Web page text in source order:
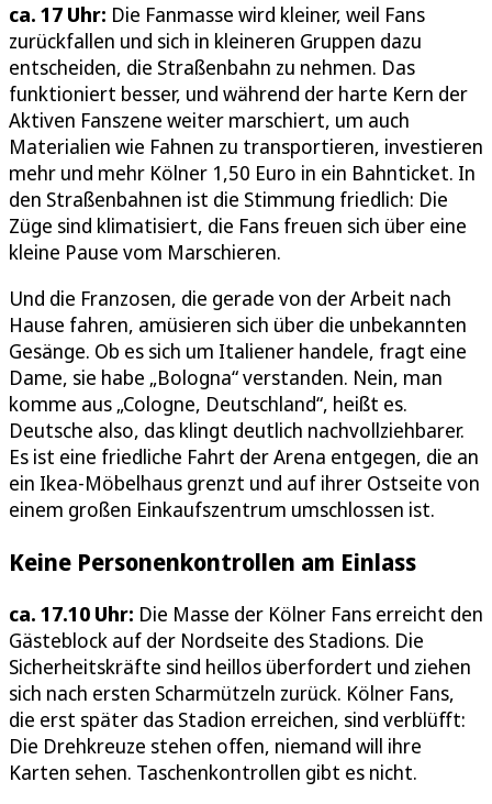
ca. 17 Uhr: Die Fanmasse wird kleiner, weil Fans
zurückfallen und sich in kleineren Gruppen dazu
entscheiden, die Straßenbahn zu nehmen. Das
funktioniert besser, und während der harte Kern der
Aktiven Fanszene weiter marschiert, um auch
Materialien wie Fahnen zu transportieren, investieren
mehr und mehr Kölner 1,50 Euro in ein Bahnticket. In
den Straßenbahnen ist die Stimmung friedlich: Die
Züge sind klimatisiert, die Fans freuen sich über eine
kleine Pause vom Marschieren.
Und die Franzosen, die gerade von der Arbeit nach
Hause fahren, amüsieren sich über die unbekannten
Gesänge. Ob es sich um Italiener handele, fragt eine
Dame, sie habe „Bologna“ verstanden. Nein, man
komme aus „Cologne, Deutschland“, heißt es.
Deutsche also, das klingt deutlich nachvollziehbarer.
Es ist eine friedliche Fahrt der Arena entgegen, die an
ein Ikea-Möbelhaus grenzt und auf ihrer Ostseite von
einem großen Einkaufszentrum umschlossen ist.
Keine Personenkontrollen am Einlass
ca. 17.10 Uhr: Die Masse der Kölner Fans erreicht den
Gästeblock auf der Nordseite des Stadions. Die
Sicherheitskräfte sind heillos überfordert und ziehen
sich nach ersten Scharmützeln zurück. Kölner Fans,
die erst später das Stadion erreichen, sind verblüfft:
Die Drehkreuze stehen offen, niemand will ihre
Karten sehen. Taschenkontrollen gibt es nicht.